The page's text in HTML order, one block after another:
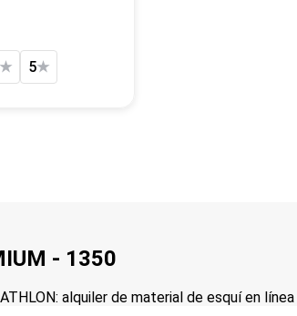
★ 5★
- 1350
alquiler de material de esquí en